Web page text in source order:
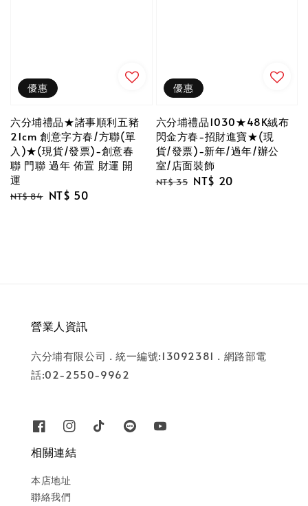
優惠
六分埔禮品★諸事順利五豬
21cm 創意字方春/方聯(單
入)★(現貨/發票)-創意春
聯 門聯 過年 佈置 財運 開
運
Regular
NT$ 84 Sale
NT$ 50
優惠
六分埔禮品1030★48K絨布
閃金方春-招財進寶★(現
貨/發票)-新年/過年/辦公
室/店面裝飾
Regular
NT$ 35 Sale
NT$ 20
營業人資訊
六分埔有限公司 . 統一編號:13092381 . 網路部電
話:02-2550-9962
相關連結
本店地址
聯絡我們